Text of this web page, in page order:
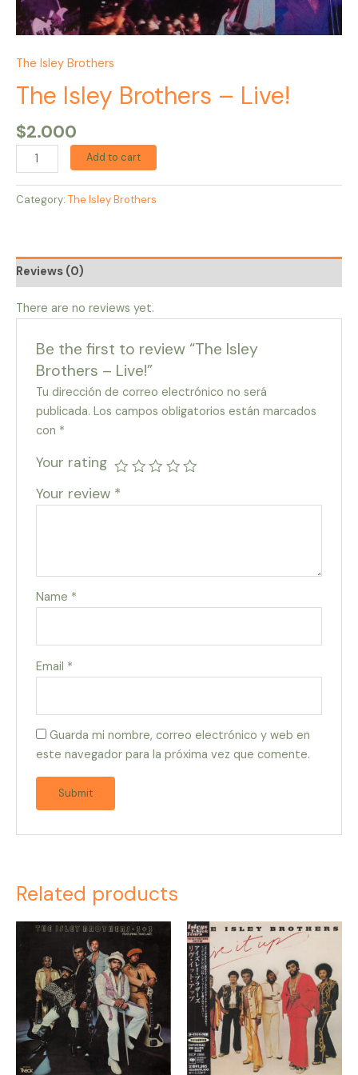
The Isley Brothers
The Isley Brothers – Live!
$2.000
Add to cart
Category: The Isley Brothers
Reviews (0)
There are no reviews yet.
Be the first to review “The Isley
Brothers – Live!”
Tu dirección de correo electrónico no será
publicada. Los campos obligatorios están marcados
con *
Your rating
Your review *
Name *
Email *
Guarda mi nombre, correo electrónico y web en
este navegador para la próxima vez que comente.
Related products